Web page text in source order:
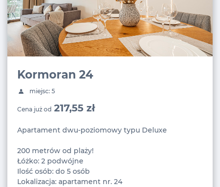
Kormoran 24
miejsc: 5
Cena już od 217,55 zł
Apartament dwu-poziomowy typu Deluxe
200 metrów od plaży!
Łóżko: 2 podwójne
Ilość osób: do 5 osób
Lokalizacja: apartament nr. 24